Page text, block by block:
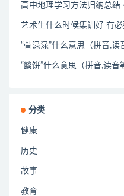
高中地理学习方法归纳总结
艺术生什么时候集训好 有
“骨渌渌”什么意思（拼音,读
“餤饼”什么意思（拼音,读音
分类
健康
历史
故事
教育